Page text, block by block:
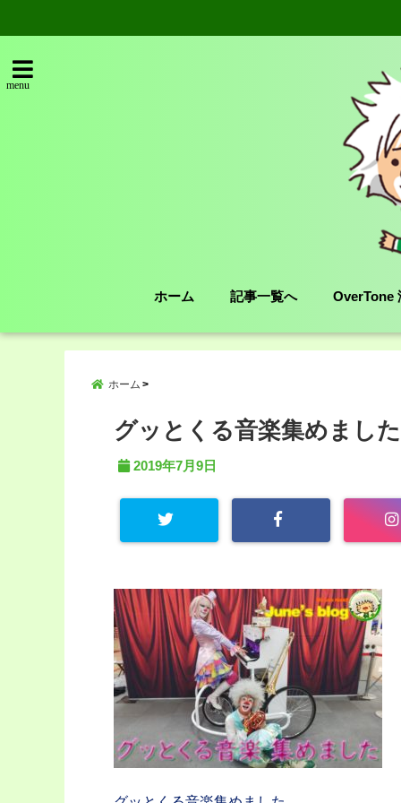
menu
ホーム 記事一覧へ OverTone
ホーム
グッとくる音楽集めました
2019年7月9日